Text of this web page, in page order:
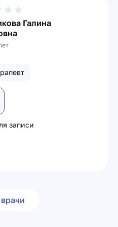
Галина
записи